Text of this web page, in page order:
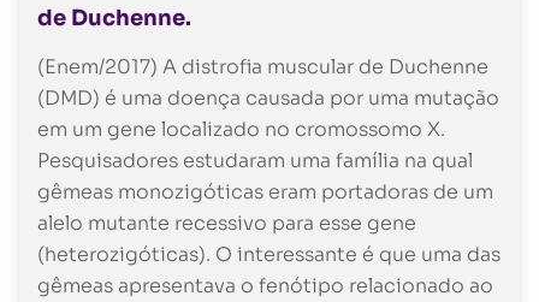
de Duchenne.
(Enem/2017) A distrofia muscular de Duchenne
(DMD) é uma doença causada por uma mutação
em um gene localizado no cromossomo X.
Pesquisadores estudaram uma família na qual
gêmeas monozigóticas eram portadoras de um
alelo mutante recessivo para esse gene
(heterozigóticas). O interessante é que uma das
gêmeas apresentava o fenótipo relacionado ao